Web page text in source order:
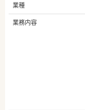
業種
業務内容